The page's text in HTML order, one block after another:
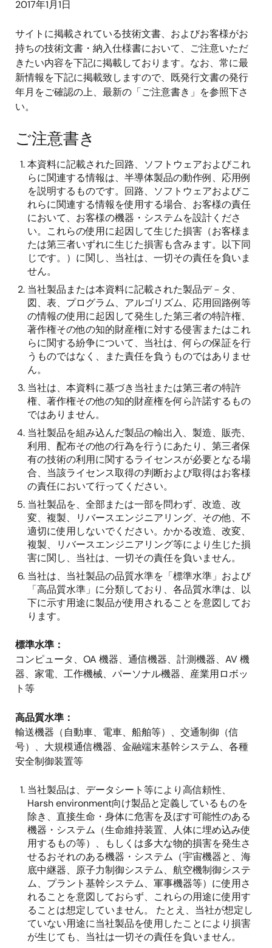
2017年1月1日
サイトに掲載されている技術文書、およびお客様がお
持ちの技術文書・納入仕様書において、ご注意いただ
きたい内容を下記に掲載しております。なお、常に最
新情報を下記に掲載致しますので、既発行文書の発行
年月をご確認の上、最新の「ご注意書き」を参照下さ
い。
ご注意書き
本資料に記載された回路、ソフトウェアおよびこれ
らに関連する情報は、半導体製品の動作例、応用例
を説明するものです。回路、ソフトウェアおよびこ
れらに関連する情報を使用する場合、お客様の責任
において、お客様の機器・システムを設計くださ
い。これらの使用に起因して生じた損害（お客様ま
たは第三者いずれに生じた損害も含みます。以下同
じです。）に関し、当社は、一切その責任を負いま
せん。
当社製品または本資料に記載された製品デ－タ、
図、表、プログラム、アルゴリズム、応用回路例等
の情報の使用に起因して発生した第三者の特許権、
著作権その他の知的財産権に対する侵害またはこれ
らに関する紛争について、当社は、何らの保証を行
うものではなく、また責任を負うものではありませ
ん。
当社は、本資料に基づき当社または第三者の特許
権、著作権その他の知的財産権を何ら許諾するもの
ではありません。
当社製品を組み込んだ製品の輸出入、製造、販売、
利用、配布その他の行為を行うにあたり、第三者保
有の技術の利用に関するライセンスが必要となる場
合、当該ライセンス取得の判断および取得はお客様
の責任において行ってください。
当社製品を、全部または一部を問わず、改造、改
変、複製、リバースエンジニアリング、その他、不
適切に使用しないでください。かかる改造、改変、
複製、リバースエンジニアリング等により生じた損
害に関し、当社は、一切その責任を負いません。
当社は、当社製品の品質水準を「標準水準」および
「高品質水準」に分類しており、各品質水準は、以
下に示す用途に製品が使用されることを意図してお
ります。
標準水準：
コンピュータ、OA 機器、通信機器、計測機器、AV 機
器、家電、工作機械、パーソナル機器、産業用ロボッ
ト等
高品質水準：
輸送機器（自動車、電車、船舶等）、交通制御（信
号）、大規模通信機器、金融端末基幹システム、各種
安全制御装置等
当社製品は、データシート等により高信頼性、
Harsh environment向け製品と定義しているものを
除き、直接生命・身体に危害を及ぼす可能性のある
機器・システム（生命維持装置、人体に埋め込み使
用するもの等）、もしくは多大な物的損害を発生さ
せるおそれのある機器・システム（宇宙機器と、海
底中継器、原子力制御システム、航空機制御システ
ム、プラント基幹システム、軍事機器等）に使用さ
れることを意図しておらず、これらの用途に使用す
ることは想定していません。 たとえ、当社が想定し
ていない用途に当社製品を使用したことにより損害
が生じても、当社は一切その責任を負いません。